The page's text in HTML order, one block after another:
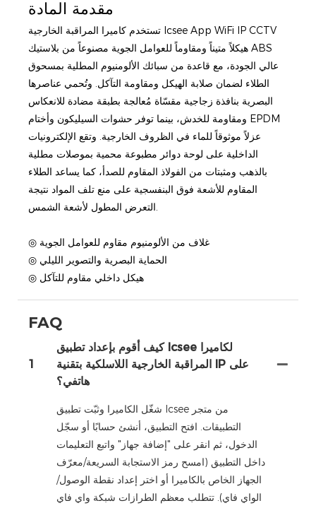
مقدمة المادة
تستخدم كاميرا المراقبة الخارجية Icsee App WiFi IP CCTV
هيكلاً متيناً ومقاوماً للعوامل الجوية مصنوعاً من بلاستيك ABS
عالي الجودة، مع قاعدة من سبائك الألومنيوم المطلية بمسحوق
الطلاء لضمان صلابة الهيكل ومقاومة التآكل. وتُحمي عناصرها
البصرية بنافذة زجاجية مقسّاة مُعالجة بطبقة مضادة للانعكاس
ومقاومة للخدش، بينما توفر حشوات السيليكون وأختام EPDM
عزلاً موثوقاً للماء في الظروف الخارجية. وتقع الإلكترونيات
الداخلية على لوحة دوائر مطبوعة محمية بموصلات مطلية
بالذهب ومثبتات من الفولاذ المقاوم للصدأ، كما يساعد الطلاء
المقاوم للأشعة فوق البنفسجية على منع تلف المواد نتيجة
التعرض المطول لأشعة الشمس.
◎ غلاف من الألومنيوم مقاوم للعوامل الجوية
◎ الحماية البصرية والتصوير الليلي
◎ هيكل داخلي مقاوم للتآكل
FAQ
1
كيف أقوم بإعداد تطبيق Icsee لكاميرا
المراقبة الخارجية اللاسلكية بتقنية IP على
هاتفي؟
شغّل الكاميرا وثبّت تطبيق Icsee من متجر
التطبيقات. افتح التطبيق، أنشئ حسابًا أو سجّل
الدخول، ثم انقر على "إضافة جهاز" واتبع التعليمات
داخل التطبيق (امسح رمز الاستجابة السريعة/معرّف
الجهاز الخاص بالكاميرا أو اختر إعداد نقطة الوصول/
الواي فاي). تتطلب معظم الطرازات شبكة واي فاي